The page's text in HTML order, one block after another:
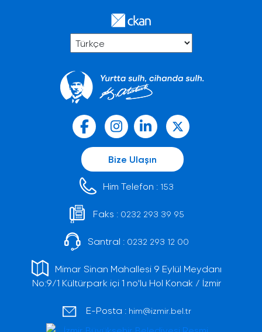
Bize Ulaşın
Him Telefon : 153
Faks : 0232 293 39 95
Santral : 0232 293 12 00
Mimar Sinan Mahallesi 9 Eylül Meydanı
No:9/1 Kültürpark içi 1 no'lu Hol Konak / İzmir
E-Posta : him@izmir.bel.tr